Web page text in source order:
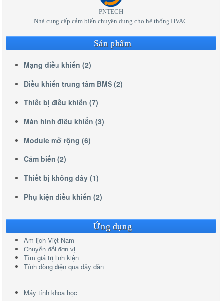
PNTECH
Nhà cung cấp cảm biến chuyên dụng cho hệ thống HVAC
Sản phẩm
Mạng điều khiển (2)
Điều khiển trung tâm BMS (2)
Thiết bị điều khiển (7)
Màn hình điều khiển (3)
Module mở rộng (6)
Cảm biến (2)
Thiết bị không dây (1)
Phụ kiện điều khiển (2)
Ứng dụng
Âm lịch Việt Nam
Chuyển đổi đơn vị
Tìm giá trị linh kiện
Tính dòng điện qua dây dẫn
Máy tính khoa học